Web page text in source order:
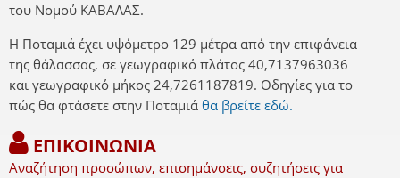
του Νομού ΚΑΒΑΛΑΣ.
Η Ποταμιά έχει υψόμετρο 129 μέτρα από την επιφάνεια
της θάλασσας, σε γεωγραφικό πλάτος 40,7137963036
και γεωγραφικό μήκος 24,7261187819. Οδηγίες για το
πώς θα φτάσετε στην Ποταμιά θα βρείτε εδώ.
ΕΠΙΚΟΙΝΩΝΙΑ
Αναζήτηση προσώπων, επισημάνσεις, συζητήσεις για